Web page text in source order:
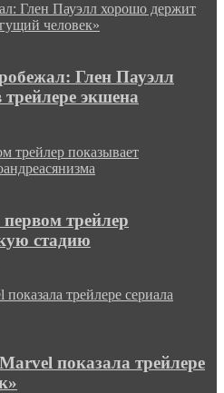
Глен Пауэлл хорошо держит
человек»
Глен Пауэлл
экшена
трейлер показывает
трейлер
стадию
трейлере сериала
показала трейлере